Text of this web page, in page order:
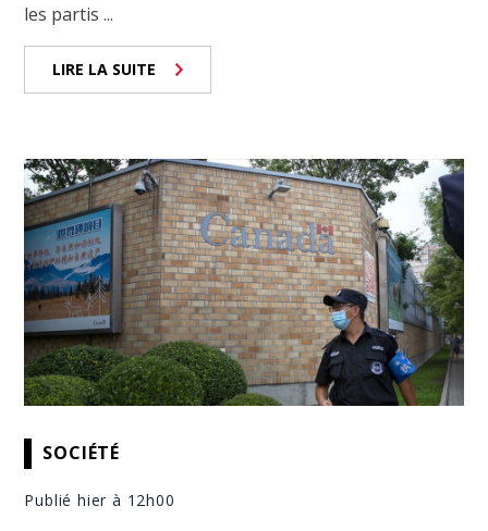
les partis ...
LIRE LA SUITE
SOCIÉTÉ
Publié hier à 12h00